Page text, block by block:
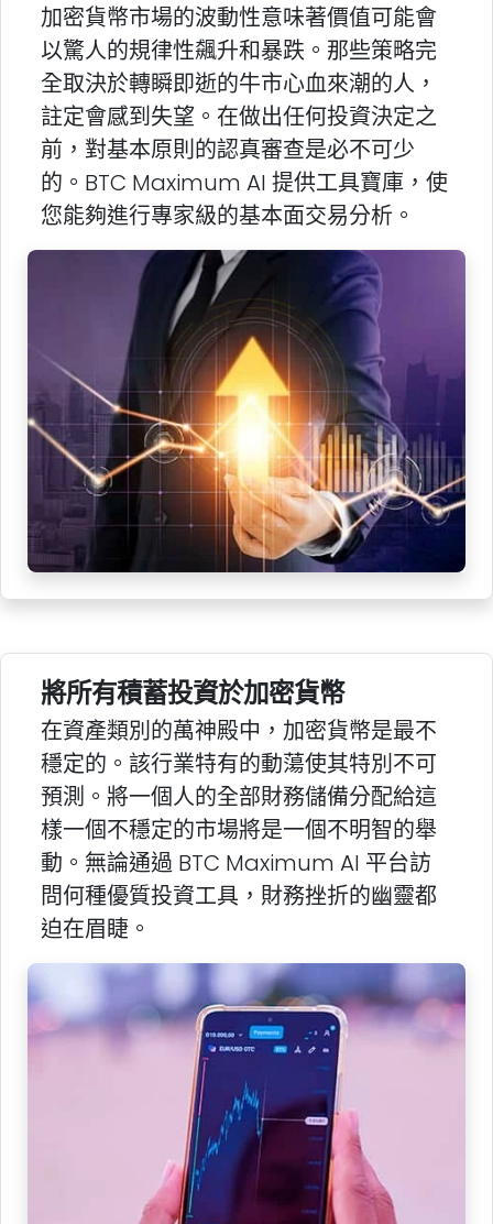
加密貨幣市場的波動性意味著價值可能會
以驚人的規律性飆升和暴跌。那些策略完
全取決於轉瞬即逝的牛市心血來潮的人，
註定會感到失望。在做出任何投資決定之
前，對基本原則的認真審查是必不可少
的。BTC Maximum AI 提供工具寶庫，使
您能夠進行專家級的基本面交易分析。
將所有積蓄投資於加密貨幣
在資產類別的萬神殿中，加密貨幣是最不
穩定的。該行業特有的動蕩使其特別不可
預測。將一個人的全部財務儲備分配給這
樣一個不穩定的市場將是一個不明智的舉
動。無論通過 BTC Maximum AI 平台訪
問何種優質投資工具，財務挫折的幽靈都
迫在眉睫。